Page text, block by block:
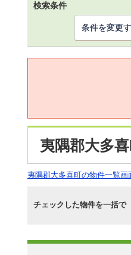
検索条件
条件を変更
夷隅郡大多
夷隅郡大多喜町の物件一覧画
チェックした物件を一括で